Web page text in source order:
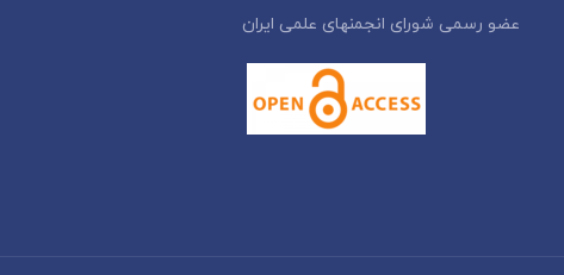
عضو رسمی شورای انجمنهای علمی ایران